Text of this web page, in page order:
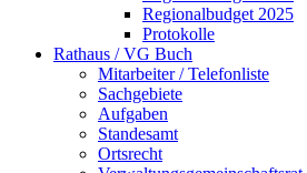
Regionalbudget 2025
Protokolle
Rathaus / VG Buch
Mitarbeiter / Telefonliste
Sachgebiete
Aufgaben
Standesamt
Ortsrecht